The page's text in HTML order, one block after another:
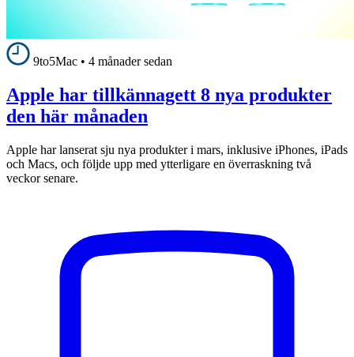
9to5Mac • 4 månader sedan
Apple har tillkännagett 8 nya produkter
den här månaden
Apple har lanserat sju nya produkter i mars, inklusive iPhones, iPads
och Macs, och följde upp med ytterligare en överraskning två
veckor senare.